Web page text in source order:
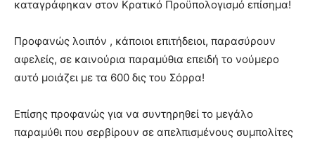
καταγράφηκαν στον Κρατικό Προϋπολογισμό επίσημα!
Προφανώς λοιπόν , κάποιοι επιτήδειοι, παρασύρουν
αφελείς, σε καινούρια παραμύθια επειδή το νούμερο
αυτό μοιάζει με τα 600 δις του Σόρρα!
Επίσης προφανώς για να συντηρηθεί το μεγάλο
παραμύθι που σερβίρουν σε απελπισμένους συμπολίτες